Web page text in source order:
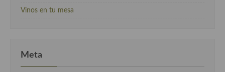
Vinos en tu mesa
Meta